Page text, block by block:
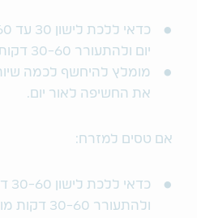
יום ולהתעורר 30-60 דקות מאוחר יותר בכל יום.
מומלץ להיחשף לכמה
את החשיפה לאור יום.
אם טסים למזרח:
ולהתעורר 30-60 דקות מוקדם יותר בכל יום.